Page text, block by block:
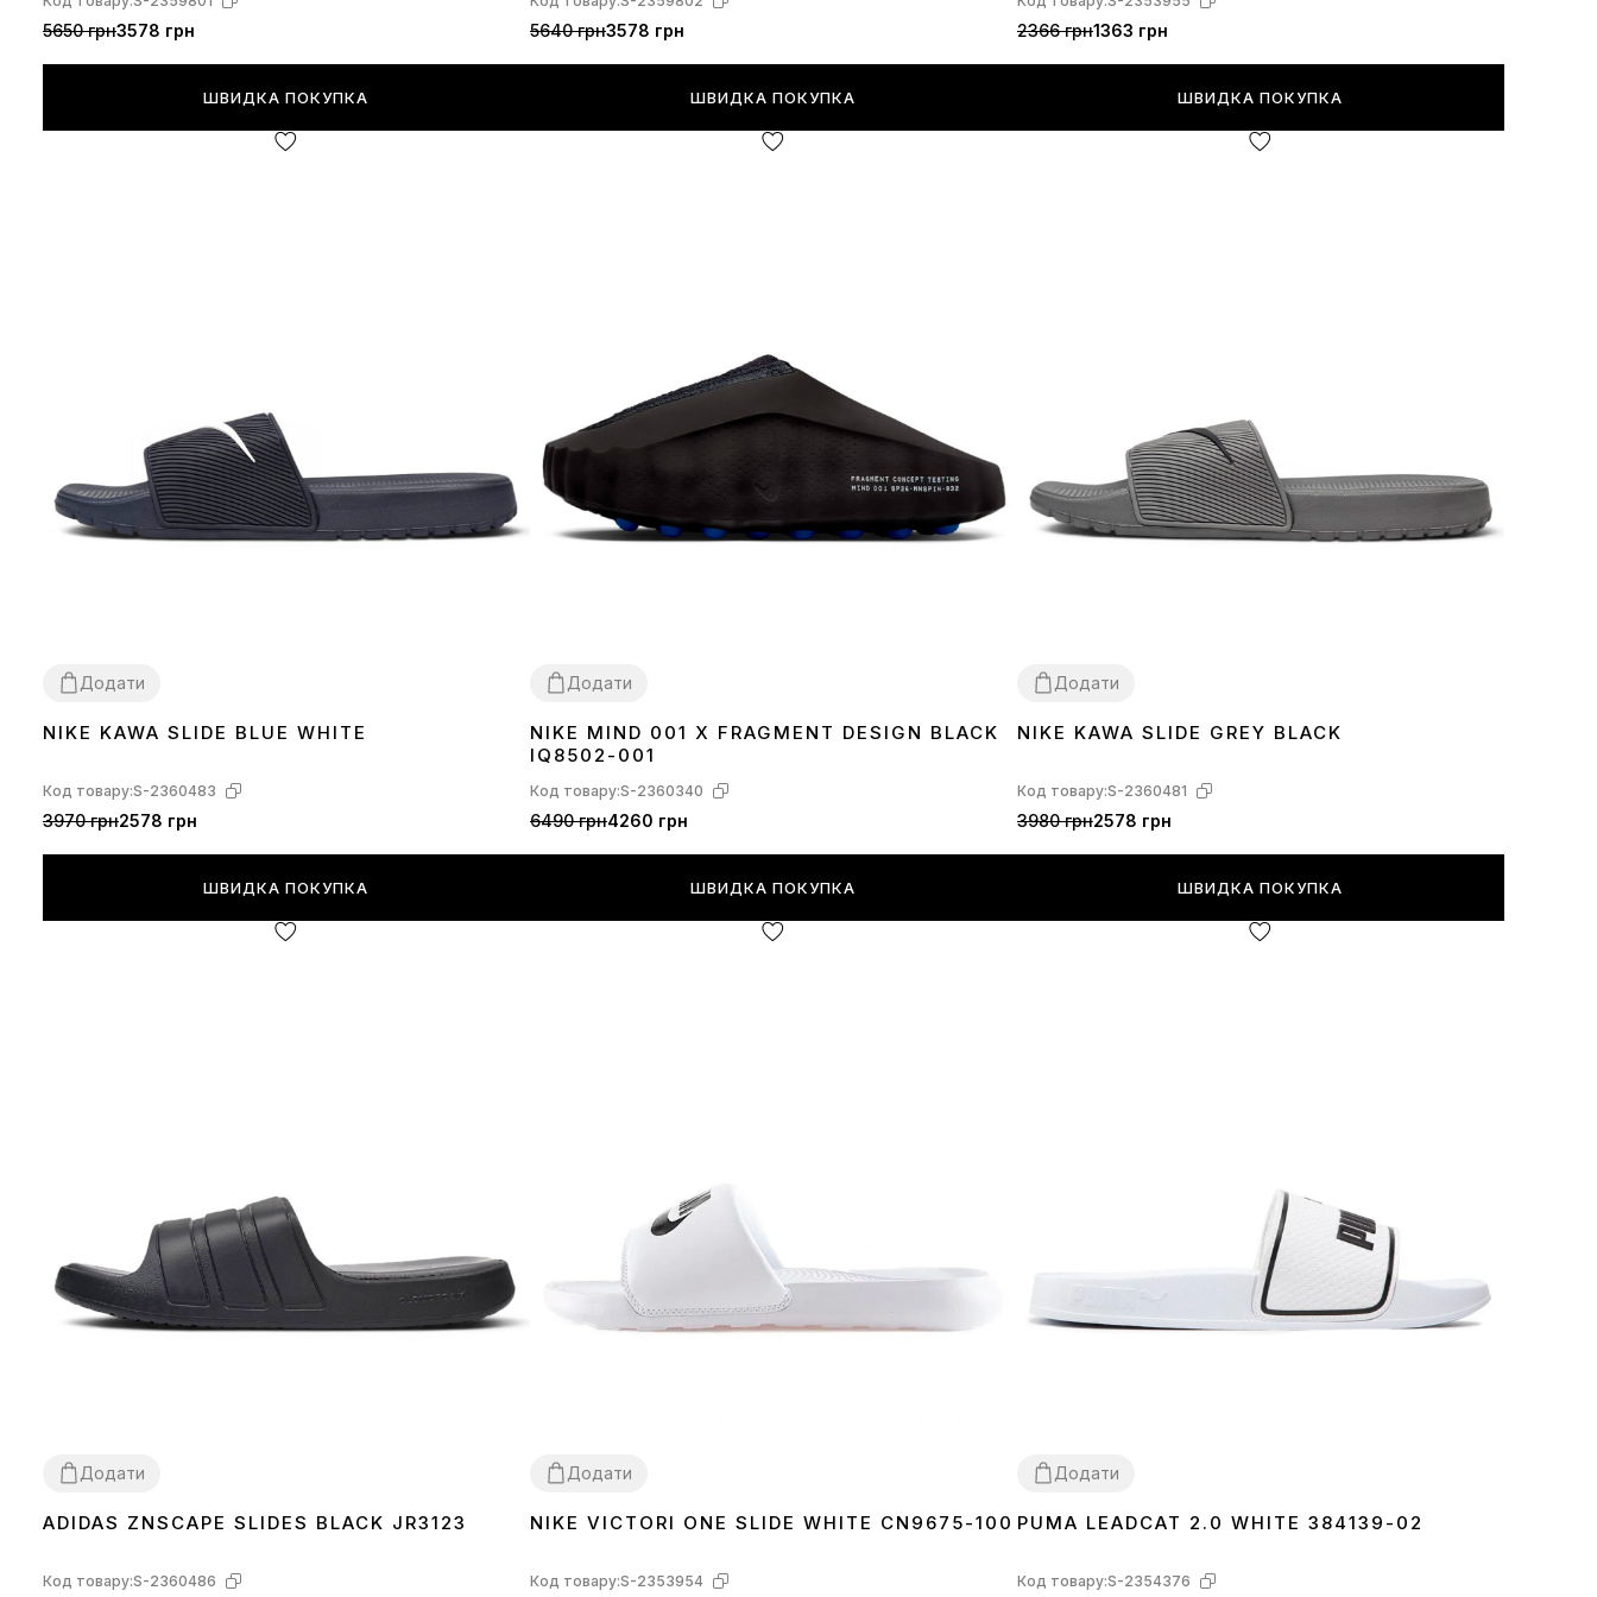
5650 грн3578 грн
ШВИДКА ПОКУПКА
5640 грн3578 грн
ШВИДКА ПОКУПКА
2366 грн1363 грн
ШВИДКА ПОКУПКА
Додати
4041 4345
NIKE KAWA SLIDE BLUE WHITE
Код товару:S-2360483
3970 грн2578 грн
ШВИДКА ПОКУПКА
Додати
3839 40 4142 43 44 45
NIKE MIND 001 Х FRAGMENT DESIGN BLACK
IQ8502-001
Код товару:S-2360340
6490 грн4260 грн
ШВИДКА ПОКУПКА
Додати
4041 4243
NIKE KAWA SLIDE GREY BLACK
Код товару:S-2360481
3980 грн2578 грн
ШВИДКА ПОКУПКА
Додати
40 4142 43
ADIDAS ZNSCAPE SLIDES BLACK JR3123
Код товару:S-2360486
Додати
4041 42.545
NIKE VICTORI ONE SLIDE WHITE CN9675-100
Код товару:S-2353954
Додати
3637424344.546
PUMA LEADCAT 2.0 WHITE 384139-02
Код товару:S-2354376